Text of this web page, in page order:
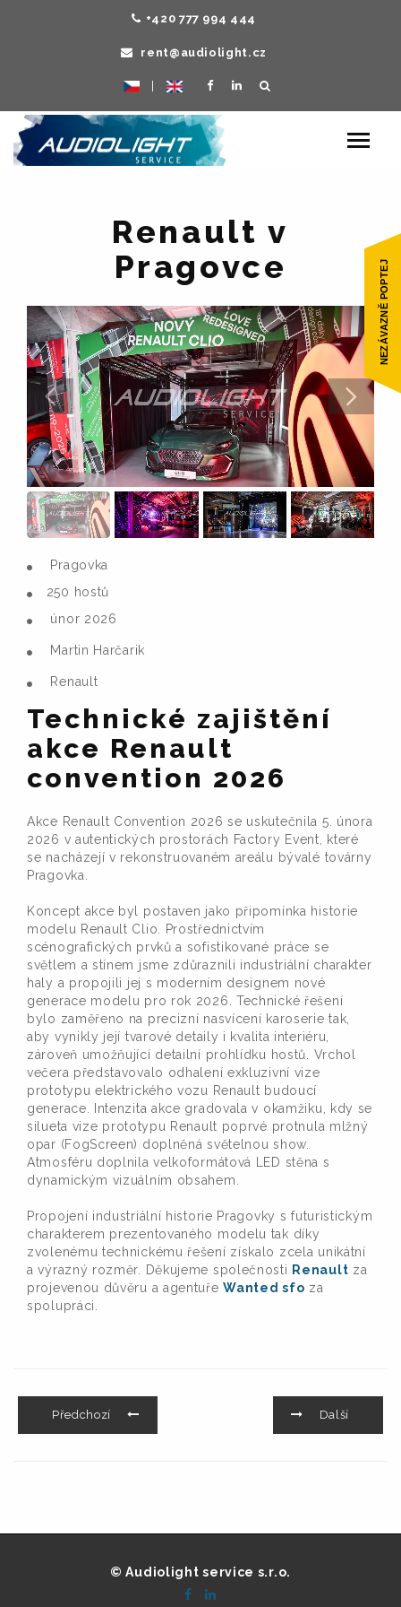
+420 777 994 444
rent@audiolight.cz
Toggle
Renault v
Pragovce
Pragovka
250 hostů
únor 2026
Martin Harčarik
Renault
Technické zajištění
akce Renault
convention 2026
Akce Renault Convention 2026 se uskutečnila 5. února
2026 v autentických prostorách Factory Event, které
se nacházejí v rekonstruovaném areálu bývalé továrny
Pragovka.
Koncept akce byl postaven jako připomínka historie
modelu Renault Clio. Prostřednictvím
scénografických prvků a sofistikované práce se
světlem a stínem jsme zdůraznili industriální charakter
haly a propojili jej s moderním designem nové
generace modelu pro rok 2026. Technické řešení
bylo zaměřeno na precizní nasvícení karoserie tak,
aby vynikly její tvarové detaily i kvalita interiéru,
zároveň umožňující detailní prohlídku hostů. Vrchol
večera představovalo odhalení exkluzivní vize
prototypu elektrického vozu Renault budoucí
generace. Intenzita akce gradovala v okamžiku, kdy se
silueta vize prototypu Renault poprvé protnula mlžný
opar (FogScreen) doplněná světelnou show.
Atmosféru doplnila velkoformátová LED stěna s
dynamickým vizuálním obsahem.
Propojení industriální historie Pragovky s futuristickým
charakterem prezentovaného modelu tak díky
zvolenému technickému řešení získalo zcela unikátní
a výrazný rozměr. Děkujeme společnosti Renault za
projevenou důvěru a agentuřeWanted sfo za
spolupráci.
Předchozí Další
© Audiolight service s.r.o.